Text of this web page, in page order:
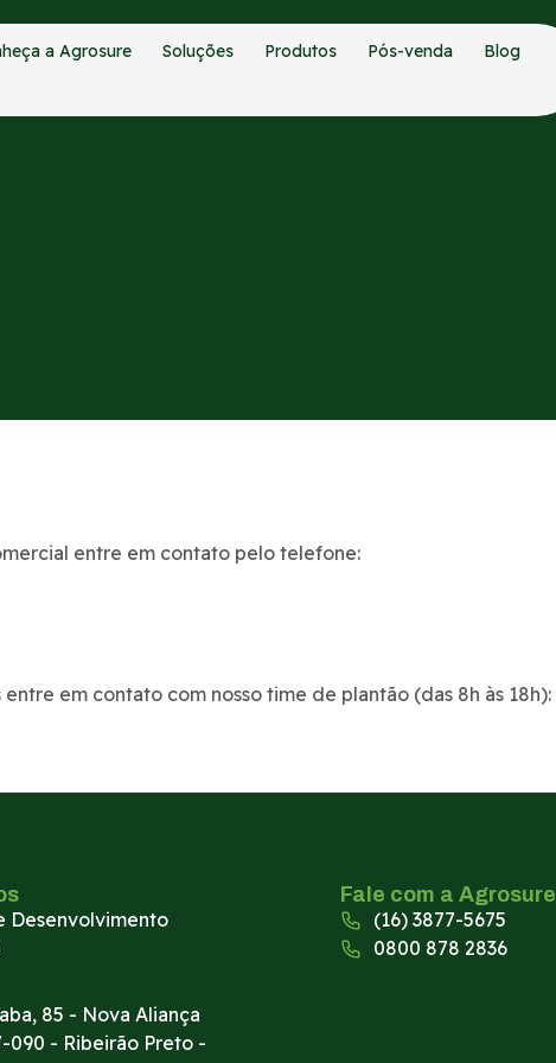
a Agrosure Soluções Produtos Pós-venda
Blog
entre em contato pelo telefone:
em contato com nosso time de plantão (das 8h às 18h):
Desenvolvimento
85 - Nova Aliança
090 - Ribeirão Preto -
Fale com a Agrosure
(16) 3877-5675
0800 878 2836